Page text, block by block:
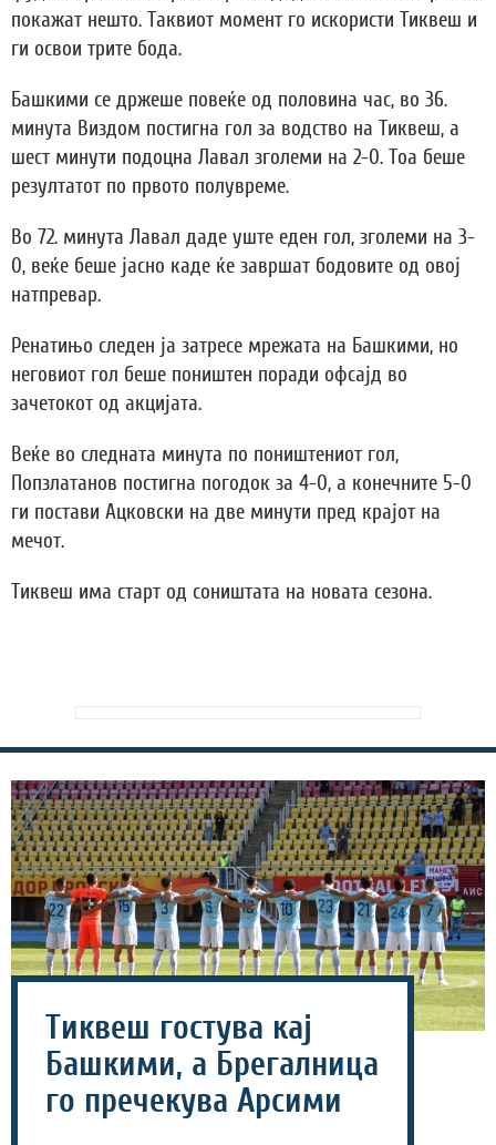
покажат нешто. Таквиот момент го искористи Тиквеш и
ги освои трите бода.
Башкими се држеше повеќе од половина час, во 36.
минута Виздом постигна гол за водство на Тиквеш, а
шест минути подоцна Лавал зголеми на 2-0. Тоа беше
резултатот по првото полувреме.
Во 72. минута Лавал даде уште еден гол, зголеми на 3-
0, веќе беше јасно каде ќе завршат бодовите од овој
натпревар.
Ренатињо следен ја затресе мрежата на Башкими, но
неговиот гол беше поништен поради офсајд во
зачетокот од акцијата.
Веќе во следната минута по поништениот гол,
Попзлатанов постигна погодок за 4-0, а конечните 5-0
ги постави Ацковски на две минути пред крајот на
мечот.
Тиквеш има старт од соништата на новата сезона.
Тиквеш гостува кај
Башкими, а Брегалница
го пречекува Арсими